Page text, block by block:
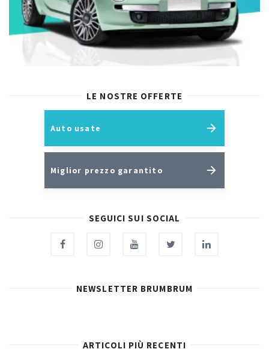
LE NOSTRE OFFERTE
Auto usate
Miglior prezzo garantito
SEGUICI SUI SOCIAL
NEWSLETTER BRUMBRUM
ARTICOLI PIÙ RECENTI